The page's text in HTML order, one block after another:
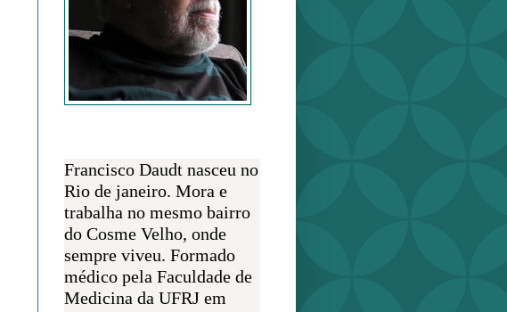
Francisco Daudt nasceu no
Rio de janeiro. Mora e
trabalha no mesmo bairro
do Cosme Velho, onde
sempre viveu. Formado
médico pela Faculdade de
Medicina da UFRJ em